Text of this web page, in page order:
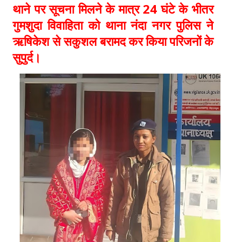
थाने पर सूचना मिलने के मात्र 24 घंटे के भीतर
गुमशुदा विवाहिता को थाना नंदा नगर पुलिस ने
ऋषिकेश से सकुशल बरामद कर किया परिजनों के
सुपुर्द।